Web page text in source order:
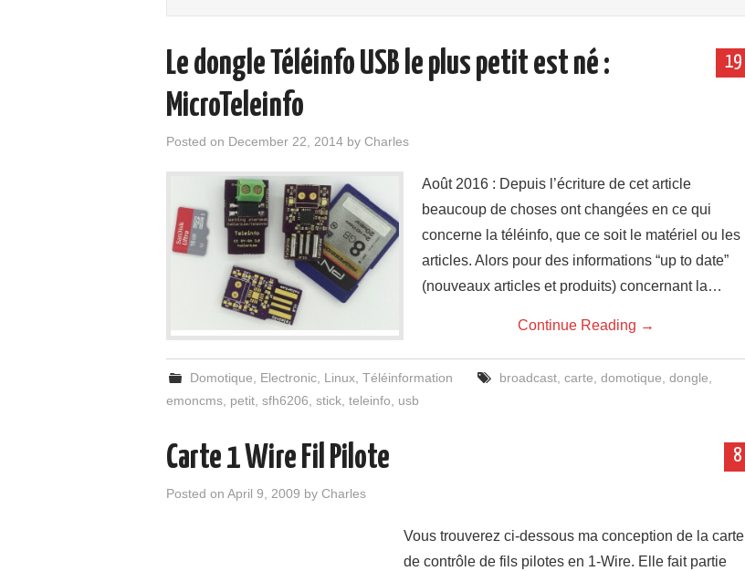
19
Le dongle Téléinfo USB le plus petit est né :
MicroTeleinfo
Posted on December 22, 2014 by Charles
Août 2016 : Depuis l’écriture de cet article
beaucoup de choses ont changées en ce qui
concerne la téléinfo, que ce soit le matériel ou les
articles. Alors pour des informations “up to date”
(nouveaux articles et produits) concernant la…
Continue Reading →
Domotique Electronic Linux ,Téléinformation broadcast, carte domotique dongle
emoncms petit sfh6206 stick teleinfo usb
8
Carte 1 Wire Fil Pilote
Posted on April 9, 2009 by Charles
Vous trouverez ci-dessous ma conception de la carte
de contrôle de fils pilotes en 1-Wire. Elle fait partie